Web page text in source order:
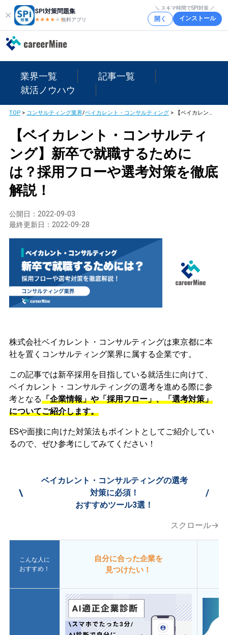
SPI対策問題集
★★★★ ★★
無料アプリ
＼ スキマ時間でSPI対策 ／
開く インストール
業界一覧
記事一覧
就活ノウハウ
TOP> コンサルティング業界/ベイカレント・コンサルティング> 【ベイカレント・コンサルティング】新卒で就職するためには？採用フローや選考対策を徹底解説！
【ベイカレント・コンサルティ
ング】新卒で就職するために
は？採用フローや選考対策を徹底
解説！
公開日： 2022-09-03
最終更新日： 2022-09-28
株式会社ベイカレント・コンサルティングは東京都に本
社を置くコンサルティング業界に属する企業です。
この記事では新卒採用を目指している就活生に向けて、
ベイカレント・コンサルティングの選考を進める際に参
考となる「企業情報」や「採用フロー」、「選考対策」
についてご紹介します。
ESや面接に向けた対策法もポイントとしてご紹介してい
るので、ぜひ参考にしてみてください！
\
ベイカレント・コンサルティングの選考
対策に必須！
おすすめツール3選！
/
スクロール→
こんな人に
おすすめ！
自分に合った企業を
見つけたい！